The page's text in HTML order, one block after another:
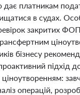
платникам
в судах.
закритих
бізнесу
підхід
операцій,